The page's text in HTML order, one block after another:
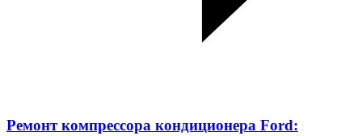
Ремонт компрессора кондиционера Ford: